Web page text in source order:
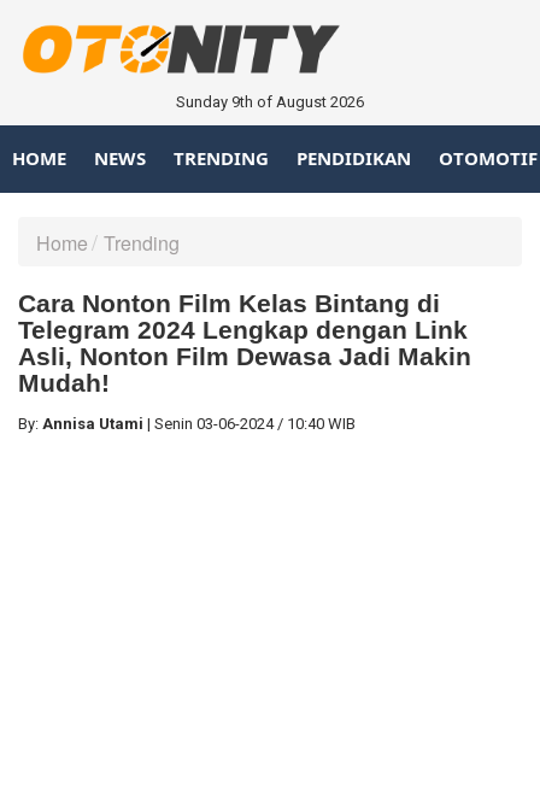
Sunday 9th of August 2026
HOME NEWS TRENDING PENDIDIKAN OTOMOTIF
Home Trending
Cara Nonton Film Kelas Bintang di
Telegram 2024 Lengkap dengan Link
Asli, Nonton Film Dewasa Jadi Makin
Mudah!
By: Annisa Utami | Senin 03-06-2024 / 10:40 WIB